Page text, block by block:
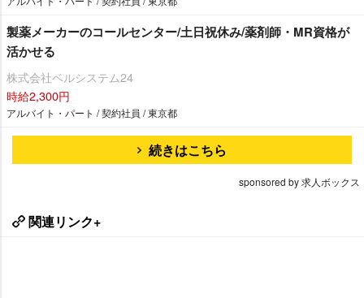
製薬メーカーのコールセンター/土日祝休み/薬剤師・MR資格が
活かせる
株式会社ベルシステム24
時給2,300円
アルバイト・パート / 契約社員 / 東京都
続きはこちら
sponsored by 求人ボックス
関連リンク+